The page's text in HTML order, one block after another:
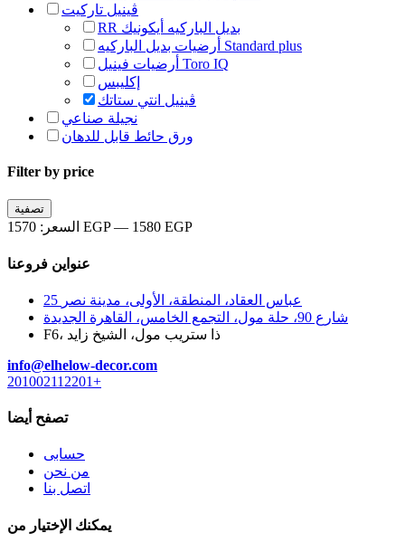
ڤينيل تاركيت
RR بديل الباركيه أيكونيك
أرضيات بديل الباركيه Standard plus
أرضيات فينيل Toro IQ
إكليبس
ڤينيل انتي ستاتك
نجيلة صناعي
ورق حائط قابل للدهان
Filter by price
أدنى
سعر
أعلى
سعر
تصفية
السعر: 1570 EGP— 1580 EGP
عنواين فروعنا
25 عباس العقاد، المنطقة، الأولى، مدينة نصر
شارع 90، حلة مول، التجمع الخامس، القاهرة الجديدة
F6، ذا ستريب مول، الشيخ زايد
info@elhelow-decor.com
201002112201+
تصفح أيضا
حسابى
من نحن
اتصل بنا
يمكنك الإختيار من